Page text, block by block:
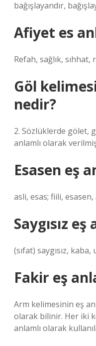
bağışlayandır,
Afiyet es
Refah, sağlık,
Göl
nedir?
2. Sözlüklerde gölet,
anlamlı olarak
Esasen eş
asli, esas; fiili, esasen,
Saygısız
(sıfat) saygısız,
Fakir eş
Arm kelimesinin eş
olarak bilinir. Her iki
anlamlı olarak